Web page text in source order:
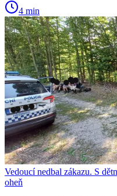
4 min
Vedoucí nedbal zákazu. S
oheň